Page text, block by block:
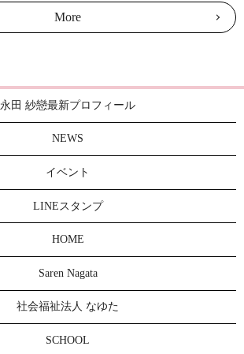
More
永田 紗戀最新プロフィール
NEWS
イベント
LINEスタンプ
HOME
Saren Nagata
社会福祉法人 なゆた
SCHOOL